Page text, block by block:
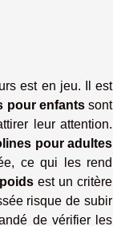
est en jeu. Il est
pour enfantssont
leur attention.
pour adultes
ce qui les rend
est un critère
risque de subir
de vérifier les